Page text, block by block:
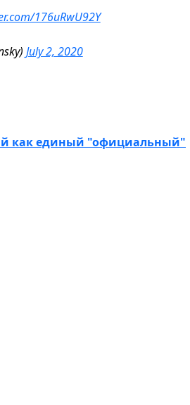
176uRwU92Y
July 2, 2020
как единый "официальный"